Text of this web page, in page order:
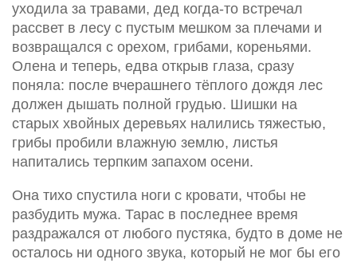
уходила за травами, дед когда-то встречал
рассвет в лесу с пустым мешком за плечами и
возвращался с орехом, грибами, кореньями.
Олена и теперь, едва открыв глаза, сразу
поняла: после вчерашнего тёплого дождя лес
должен дышать полной грудью. Шишки на
старых хвойных деревьях налились тяжестью,
грибы пробили влажную землю, листья
напитались терпким запахом осени.
Она тихо спустила ноги с кровати, чтобы не
разбудить мужа. Тарас в последнее время
раздражался от любого пустяка, будто в доме не
осталось ни одного звука, который не мог бы его